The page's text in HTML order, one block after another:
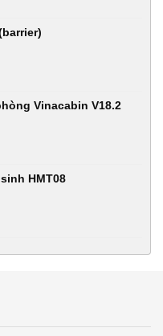
Vinacabin V18.2
HMT08